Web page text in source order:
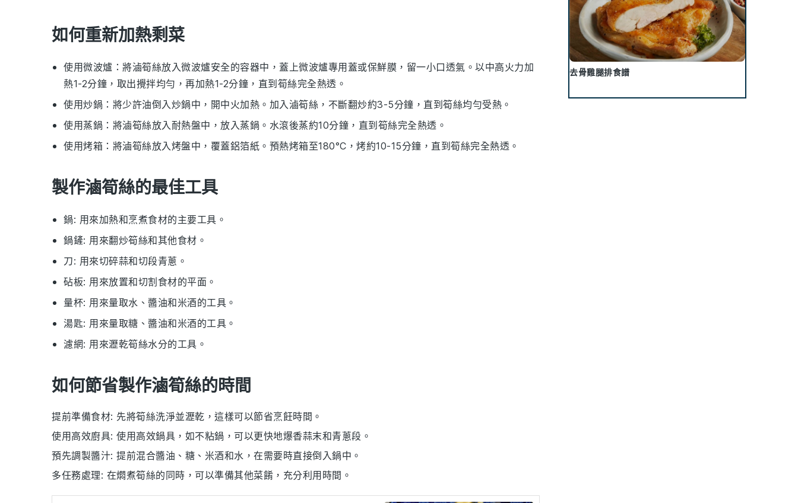
如何重新加熱剩菜
使用微波爐：將滷筍絲放入微波爐安全的容器中，蓋上微波爐專用蓋或保鮮膜，留一小口透氣。以中高火力加
熱1-2分鐘，取出攪拌均勻，再加熱1-2分鐘，直到筍絲完全熱透。
使用炒鍋：將少許油倒入炒鍋中，開中火加熱。加入 滷筍絲 ，不斷翻炒約3-5分鐘，直到筍絲均勻受熱。
使用蒸鍋：將滷筍絲放入耐熱盤中，放入蒸鍋。水滾後蒸約10分鐘，直到筍絲完全熱透。
使用烤箱：將滷筍絲放入烤盤中，覆蓋鋁箔紙。預熱烤箱至180°C，烤約10-15分鐘，直到筍絲完全熱透。
製作滷筍絲的最佳工具
鍋: 用來加熱和烹煮食材的主要工具。
鍋鏟: 用來翻炒筍絲和其他食材。
刀: 用來切碎蒜和切段青蔥。
砧板: 用來放置和切割食材的平面。
量杯: 用來量取水、醬油和米酒的工具。
湯匙: 用來量取糖、醬油和米酒的工具。
濾網: 用來瀝乾筍絲水分的工具。
如何節省製作滷筍絲的時間
提前準備食材: 先將筍絲洗淨並瀝乾，這樣可以節省烹飪時間。
使用高效廚具: 使用高效鍋具 ，如不粘鍋，可以更快地爆香蒜末和青蔥段 。
預先調製醬汁: 提前混合醬油 、 糖 、 米酒和水 ，在需要時直接倒入鍋中。
多任務處理: 在燜煮筍絲的同時，可以準備其他菜餚，充分利用時間。
去骨雞腿排食譜